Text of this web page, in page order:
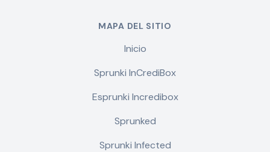
MAPA DEL SITIO
Inicio
Sprunki InCrediBox
Esprunki Incredibox
Sprunked
Sprunki Infected